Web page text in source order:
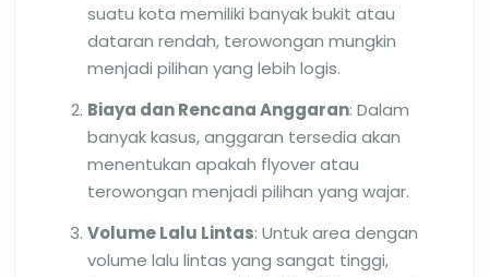
suatu kota memiliki banyak bukit atau
dataran rendah, terowongan mungkin
menjadi pilihan yang lebih logis.
Biaya dan Rencana Anggaran: Dalam
banyak kasus, anggaran tersedia akan
menentukan apakah flyover atau
terowongan menjadi pilihan yang wajar.
Volume Lalu Lintas: Untuk area dengan
volume lalu lintas yang sangat tinggi,